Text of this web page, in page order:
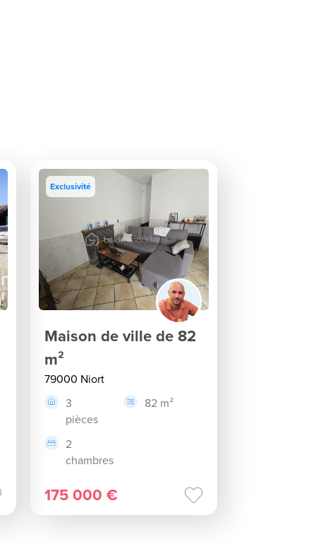
Exclusivité
Maison de ville de 82
m²
79000 Niort
3
pièces
82 m²
2
chambres
175 000 €